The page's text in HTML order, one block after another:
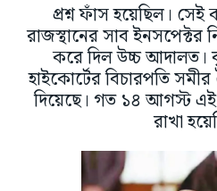
প্রশ্ন ফাঁস হয়েছিল।
রাজস্থানের সাব ইনসপেক্টর
করে দিল উচ্চ আদালত।
হাইকোর্টের বিচারপতি
দিয়েছে। গত ১৪ আগস্ট এই
রাখা